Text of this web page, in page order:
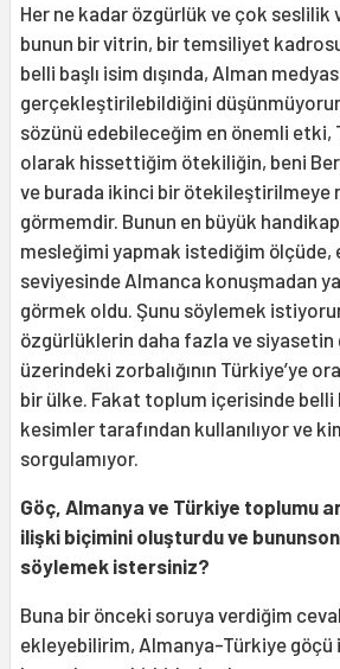
Her ne kadar özgürlük ve çok seslilik
bunun bir vitrin, bir temsiliyet
belli başlı isim dışında, Alman
gerçekleştirilebildiğini
sözünü edebileceğim en önemli etki,
olarak hissettiğim ötekiliğin, beni
ve burada ikinci bir ötekileştirilmeye
görmemdir. Bunun en büyük
mesleğimi yapmak istediğim ölçüde,
seviyesinde Almanca konuşmadan
görmek oldu. Şunu söylemek
özgürlüklerin daha fazla ve siyasetin
üzerindeki zorbalığının Türkiye’ye
bir ülke. Fakat toplum içerisinde belli
kesimler tarafından kullanılıyor ve
sorgulamıyor.
Göç, Almanya ve Türkiye toplumu
ilişki biçimini oluşturdu ve
söylemek istersiniz?
Buna bir önceki soruya verdiğim
ekleyebilirim, Almanya-Türkiye göçü